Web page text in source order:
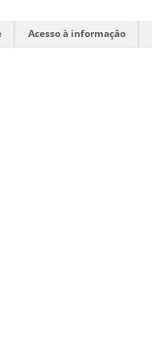
Acesso à informação